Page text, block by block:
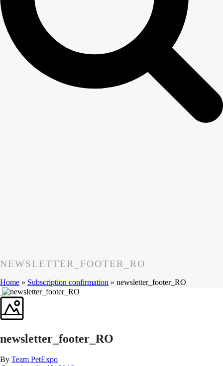
NEWSLETTER_FOOTER_RO
Home » Subscription confirmation » newsletter_footer_RO
newsletter_footer_RO
By Team PetExpo